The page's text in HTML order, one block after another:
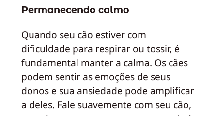
Permanecendo calmo
Quando seu cão estiver com
dificuldade para respirar ou tossir, é
fundamental manter a calma. Os cães
podem sentir as emoções de seus
donos e sua ansiedade pode amplificar
a deles. Fale suavemente com seu cão,